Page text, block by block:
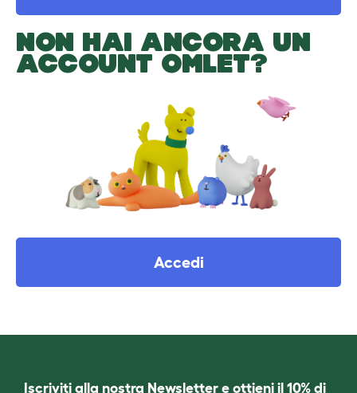
NON HAI ANCORA UN
ACCOUNT OMLET?
Accedi
Iscriviti alla nostra Newsletter e ottieni il 10% di